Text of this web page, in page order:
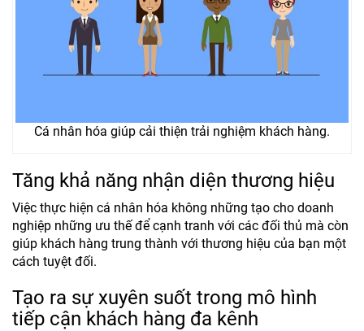
Cá nhân hóa giúp cải thiện trải nghiệm khách hàng.
Tăng khả năng nhận diện thương hiệu
Việc thực hiện cá nhân hóa không những tạo cho doanh
nghiệp những ưu thế để cạnh tranh với các đối thủ mà còn
giúp khách hàng trung thành với thương hiệu của bạn một
cách tuyệt đối.
Tạo ra sự xuyên suốt trong mô hình
tiếp cận khách hàng đa kênh